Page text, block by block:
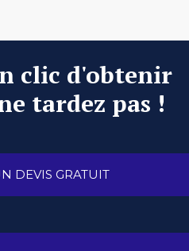
clic d'obtenir
tardez pas !
DEVIS GRATUIT